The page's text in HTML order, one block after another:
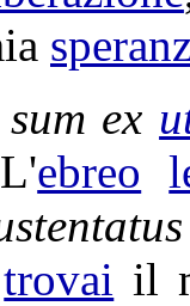
sum ex
ebreo
trovai il